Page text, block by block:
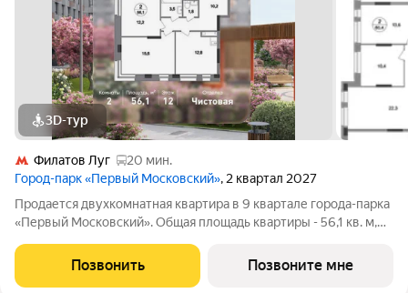
3D-тур
Филатов Луг
20 мин.
Город-парк «Первый Московский», 2 квартал 2027
Продается двухкомнатная квартира в 9 квартале города-парка
«Первый Московский». Общая площадь квартиры - 56,1 кв. м,
монолитный. ТОЛЬКО ДО 31 АВГУСТА выгодные условия на
приобретение
Позвонить Позвоните мне